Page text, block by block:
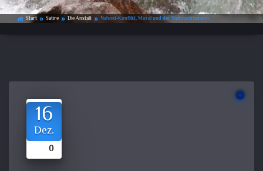
home_work Start double_arrow Satire double_arrow Die Anstalt double_arrow Nahost-Konflikt, Moral und der Weihnachtsmann
16
Dez.
0